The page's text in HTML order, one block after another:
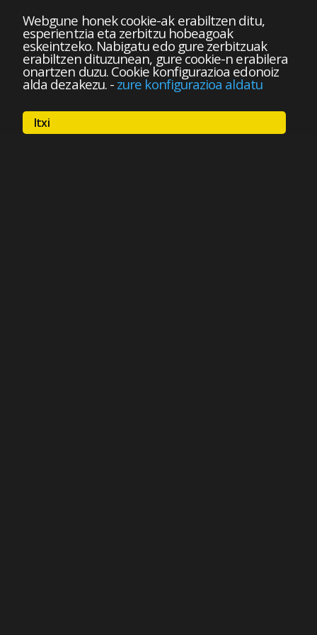
Webgune honek cookie-ak erabiltzen ditu,
esperientzia eta zerbitzu hobeagoak
eskeintzeko. Nabigatu edo gure zerbitzuak
erabiltzen dituzunean, gure cookie-n erabilera
onartzen duzu. Cookie konfigurazioa edonoiz
alda dezakezu.- zure konfigurazioa aldatu
Itxi